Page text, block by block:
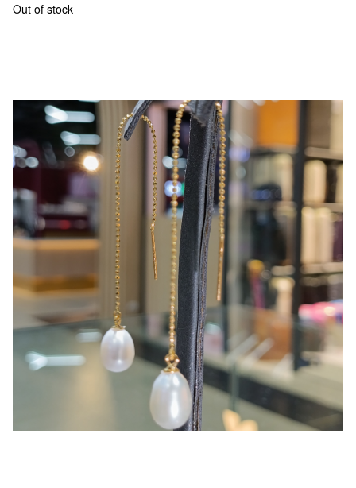
Out of stock